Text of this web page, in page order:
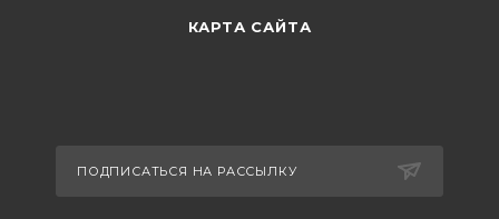
КАРТА САЙТА
ПОДПИСАТЬСЯ НА РАССЫЛКУ